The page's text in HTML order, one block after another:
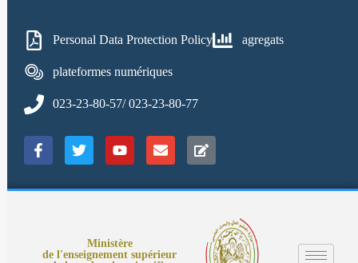
Personal Data Protection Policy agregats
plateformes numériques
023-23-80-57/ 023-23-80-77
Ministère
de l'enseignement supérieur